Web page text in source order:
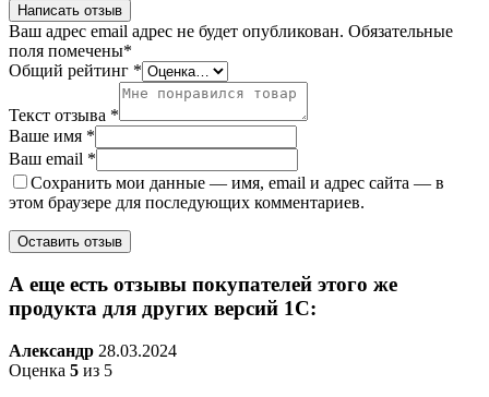
Написать отзыв
Ваш адрес email адрес не будет опубликован. Обязательные
поля помечены*
Общий рейтинг *
Текст отзыва *
Ваше имя *
Ваш email *
Сохранить мои данные — имя, email и адрес сайта — в
этом браузере для последующих комментариев.
А еще есть отзывы покупателей этого же
продукта для других версий 1С:
Александр 28.03.2024
Оценка 5 из 5